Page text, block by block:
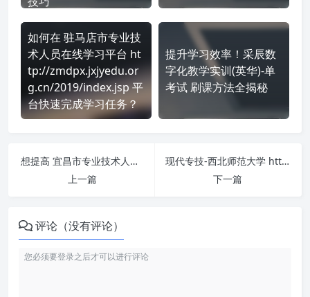
如何在 驻马店市专业技
术人员在线学习平台 ht
tp://zmdpx.jxjyedu.or
g.cn/2019/index.jsp 平
台快速完成学习任务？
提升学习效率！采辰数
字化教学实训(英华)-单
考试 刷课方法全揭秘
想提高 宜昌市专业技术人员继续教育网络学习平台 https://yczj.ctonline.org.cn/ 刷课效率？看看这些实用技巧
上一篇
现代专技-西北师范大学 https://xbsd.chinamde.cn/ 课程学习无压力！教你高效刷题技巧
下一篇
评论（没有评论）